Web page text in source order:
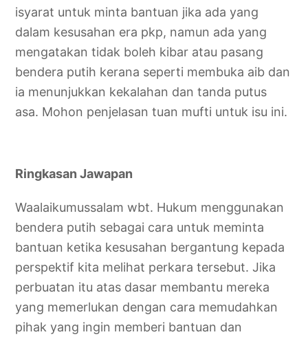
isyarat untuk minta bantuan jika ada yang
dalam kesusahan era pkp, namun ada yang
mengatakan tidak boleh kibar atau pasang
bendera putih kerana seperti membuka aib dan
ia menunjukkan kekalahan dan tanda putus
asa. Mohon penjelasan tuan mufti untuk isu ini.
Ringkasan Jawapan
Waalaikumussalam wbt. Hukum menggunakan
bendera putih sebagai cara untuk meminta
bantuan ketika kesusahan bergantung kepada
perspektif kita melihat perkara tersebut. Jika
perbuatan itu atas dasar membantu mereka
yang memerlukan dengan cara memudahkan
pihak yang ingin memberi bantuan dan